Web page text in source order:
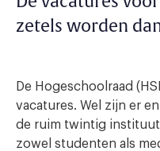
zetels worden
De Hogeschoolraad
vacatures. Wel zijn er
de ruim twintig
zowel studenten als